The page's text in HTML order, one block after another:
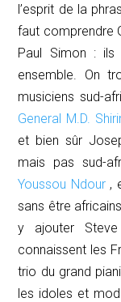
l’esprit de la
faut comprendre
Paul Simon :
ensemble. On
musiciens sud-
General M.D.
et bien sûr
mais pas sud-
Youssou Ndour,
sans être
y ajouter
connaissent les
trio du grand
les idoles et